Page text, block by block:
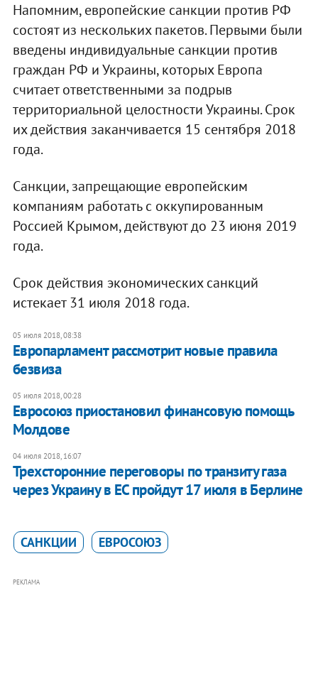
Напомним, европейские санкции против РФ
состоят из нескольких пакетов. Первыми были
введены индивидуальные санкции против
граждан РФ и Украины, которых Европа
считает ответственными за подрыв
территориальной целостности Украины. Срок
их действия заканчивается 15 сентября 2018
года.
Санкции, запрещающие европейским
компаниям работать с оккупированным
Россией Крымом, действуют до 23 июня 2019
года.
Срок действия экономических санкций
истекает 31 июля 2018 года.
05 июля 2018, 08:38
Европарламент рассмотрит новые правила
безвиза
05 июля 2018, 00:28
Евросоюз приостановил финансовую помощь
Молдове
04 июля 2018, 16:07
​Трехсторонние переговоры по транзиту газа
через Украину в ЕС пройдут 17 июля в Берлине
САНКЦИИ ЕВРОСОЮЗ
РЕКЛАМА